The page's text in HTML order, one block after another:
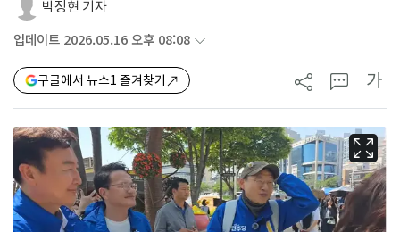
박정현 기자
업데이트 2026.05.16 오후 08:08
구글에서 뉴스1 즐겨찾기 가